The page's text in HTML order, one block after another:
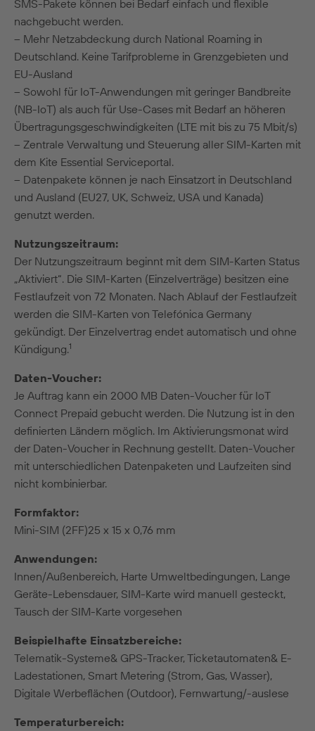
SMS-Pakete können bei Bedarf einfach und flexible
nachgebucht werden.
– Mehr Netzabdeckung durch National Roaming in
Deutschland. Keine Tarifprobleme in Grenzgebieten und
EU-Ausland
– Sowohl für IoT-Anwendungen mit geringer Bandbreite
(NB-IoT) als auch für Use-Cases mit Bedarf an höheren
Übertragungsgeschwindigkeiten (LTE mit bis zu 75 Mbit/s)
– Zentrale Verwaltung und Steuerung aller SIM-Karten mit
dem Kite Essential Serviceportal.
– Datenpakete können je nach Einsatzort in Deutschland
und Ausland (EU27, UK, Schweiz, USA und Kanada)
genutzt werden.
Nutzungszeitraum:
Der Nutzungszeitraum beginnt mit dem SIM-Karten Status
„Aktiviert“. Die SIM-Karten (Einzelverträge) besitzen eine
Festlaufzeit von 72 Monaten. Nach Ablauf der Festlaufzeit
werden die SIM-Karten von Telefónica Germany
gekündigt. Der Einzelvertrag endet automatisch und ohne
Kündigung.1
Daten-Voucher:
Je Auftrag kann ein 2000 MB Daten-Voucher für IoT
Connect Prepaid gebucht werden. Die Nutzung ist in den
definierten Ländern möglich. Im Aktivierungsmonat wird
der Daten-Voucher in Rechnung gestellt. Daten-Voucher
mit unterschiedlichen Datenpaketen und Laufzeiten sind
nicht kombinierbar.
Formfaktor:
Mini-SIM (2FF)25 x 15 x 0,76 mm
Anwendungen:
Innen/Außenbereich, Harte Umweltbedingungen, Lange
Geräte-Lebensdauer, SIM-Karte wird manuell gesteckt,
Tausch der SIM-Karte vorgesehen
Beispielhafte Einsatzbereiche:
Telematik-Systeme& GPS-Tracker, Ticketautomaten& E-
Ladestationen, Smart Metering (Strom, Gas, Wasser),
Digitale Werbeflächen (Outdoor), Fernwartung/-auslese
Temperaturbereich: